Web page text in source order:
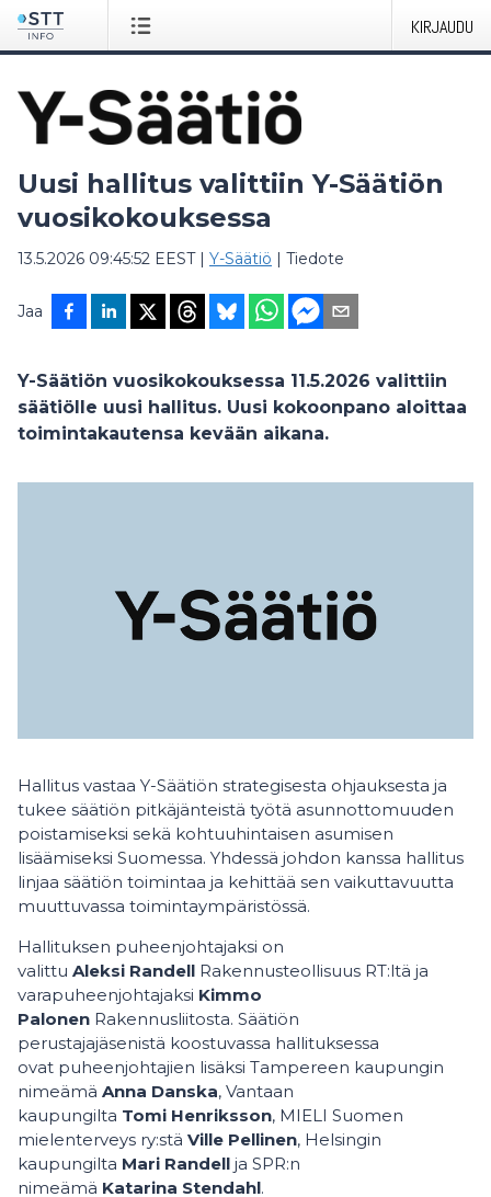
KIRJAUDU
Uusi hallitus valittiin Y-Säätiön
vuosikokouksessa
13.5.2026 09:45:52 EEST| Y-Säätiö | Tiedote
Jaa
Y-Säätiön vuosikokouksessa 11.5.2026 valittiin
säätiölle uusi hallitus. Uusi kokoonpano aloittaa
toimintakautensa kevään aikana.
Hallitus vastaa Y-Säätiön strategisesta ohjauksesta ja
tukee säätiön pitkäjänteistä työtä asunnottomuuden
poistamiseksi sekä kohtuuhintaisen asumisen
lisäämiseksi Suomessa. Yhdessä johdon kanssa hallitus
linjaa säätiön toimintaa ja kehittää sen vaikuttavuutta
muuttuvassa toimintaympäristössä.
Hallituksen puheenjohtajaksi on
valittu Aleksi Randell Rakennusteollisuus RT:ltä ja
varapuheenjohtajaksi Kimmo
Palonen Rakennusliitosta. Säätiön
perustajajäsenistä koostuvassa hallituksessa
ovat puheenjohtajien lisäksi Tampereen kaupungin
nimeämä Anna Danska, Vantaan
kaupungilta Tomi Henriksson, MIELI Suomen
mielenterveys ry:stä Ville Pellinen, Helsingin
kaupungilta Mari Randell ja SPR:n
nimeämä Katarina Stendahl.